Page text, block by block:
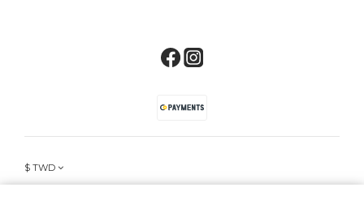
$ TWD